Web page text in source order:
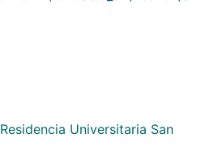
Residencia Universitaria San